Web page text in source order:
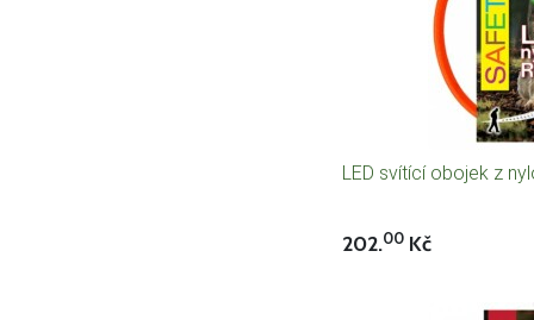
LED svítící obojek z
202.00 Kč